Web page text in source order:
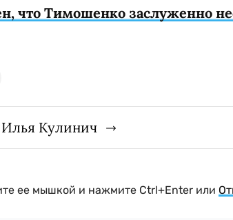
что Тимошенко заслуженно
Кулинич
ее мышкой и нажмите Ctrl+Enter или